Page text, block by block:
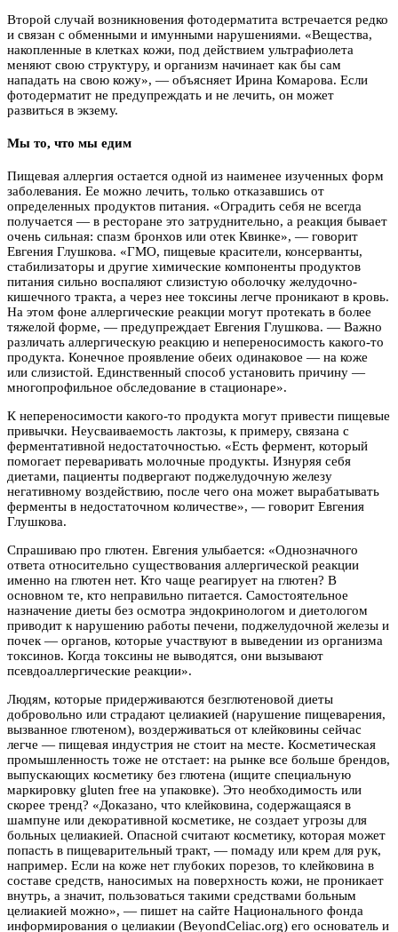
Второй случай возникновения фотодерматита встречается редко
и связан с обменными и имунными нарушениями. «Вещества,
накопленные в клетках кожи, под действием ультрафиолета
меняют свою структуру, и организм начинает как бы сам
нападать на свою кожу», — объясняет Ирина Комарова. Если
фотодерматит не предупреждать и не лечить, он может
развиться в экзему.
Мы то, что мы едим
Пищевая аллергия остается одной из наименее изученных форм
заболевания. Ее можно лечить, только отказавшись от
определенных продуктов питания. «Оградить себя не всегда
получается — в ресторане это затруднительно, а реакция бывает
очень сильная: спазм бронхов или отек Квинке», — говорит
Евгения Глушкова. «ГМО, пищевые красители, консерванты,
стабилизаторы и другие химические компоненты продуктов
питания сильно воспаляют слизистую оболочку желудочно-
кишечного тракта, а через нее токсины легче проникают в кровь.
На этом фоне аллергические реакции могут протекать в более
тяжелой форме, — предупреждает Евгения Глушкова. — Важно
различать аллергическую реакцию и непереносимость какого-то
продукта. Конечное проявление обеих одинаковое — на коже
или слизистой. Единственный способ установить причину —
многопрофильное обследование в стационаре».
К непереносимости какого-то продукта могут привести пищевые
привычки. Неусваиваемость лактозы, к примеру, связана с
ферментативной недостаточностью. «Есть фермент, который
помогает переваривать молочные продукты. Изнуряя себя
диетами, пациенты подвергают поджелудочную железу
негативному воздействию, после чего она может вырабатывать
ферменты в недостаточном количестве», — говорит Евгения
Глушкова.
Спрашиваю про глютен. Евгения улыбается: «Однозначного
ответа относительно существования аллергической реакции
именно на глютен нет. Кто чаще реагирует на глютен? В
основном те, кто неправильно питается. Самостоятельное
назначение диеты без осмотра эндокринологом и диетологом
приводит к нарушению работы печени, поджелудочной железы и
почек — органов, которые участвуют в выведении из организма
токсинов. Когда токсины не выводятся, они вызывают
псевдоаллергические реакции».
Людям, которые придерживаются безглютеновой диеты
добровольно или страдают целиакией (нарушение пищеварения,
вызванное глютеном), воздерживаться от клейковины сейчас
легче — пищевая индустрия не стоит на месте. Косметическая
промышленность тоже не отстает: на рынке все больше брендов,
выпускающих косметику без глютена (ищите специальную
маркировку gluten free на упаковке). Это необходимость или
скорее тренд? «Доказано, что клейковина, содержащаяся в
шампуне или декоративной косметике, не создает угрозы для
больных целиакией. Опасной считают косметику, которая может
попасть в пищеварительный тракт, — помаду или крем для рук,
например. Если на коже нет глубоких порезов, то клейковина в
составе средств, наносимых на поверхность кожи, не проникает
внутрь, а значит, пользоваться такими средствами больным
целиакией можно», — пишет на сайте Национального фонда
информирования о целиакии (BeyondCeliac.org) его основатель и